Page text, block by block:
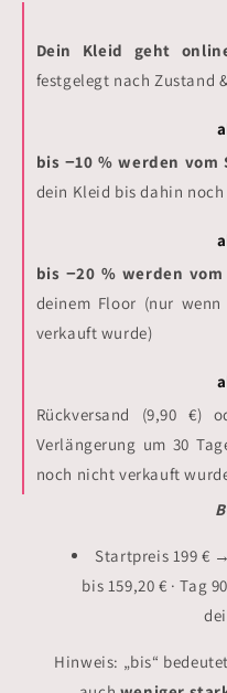
Dein Kleid geht
festgelegt nach Zustand
bis −10 % werden vom
dein Kleid bis dahin
bis −20 % werden
deinem Floor (nur
verkauft wurde)
Rückversand (9,90 €)
Verlängerung um 30
noch nicht verkauft
Startpreis 199 €
bis 159,20 € · Tag
Hinweis: „bis“